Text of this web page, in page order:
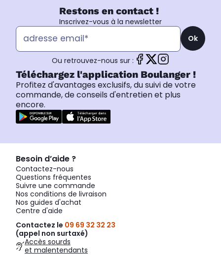
Restons en contact !
Inscrivez-vous à la newsletter
Ok
Ou retrouvez-nous sur :
Téléchargez l'application Boulanger !
Profitez d'avantages exclusifs, du suivi de votre
commande, de conseils d'entretien et plus
encore.
Besoin d’aide ?
Contactez-nous
Questions fréquentes
Suivre une commande
Nos conditions de livraison
Nos guides d'achat
Centre d'aide
Contactez le 09 69 32 32 23
(appel non surtaxé)
Accès sourds
et malentendants